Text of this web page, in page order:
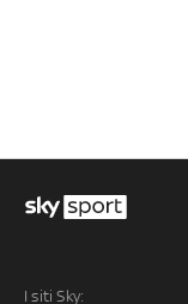
I siti Sky: